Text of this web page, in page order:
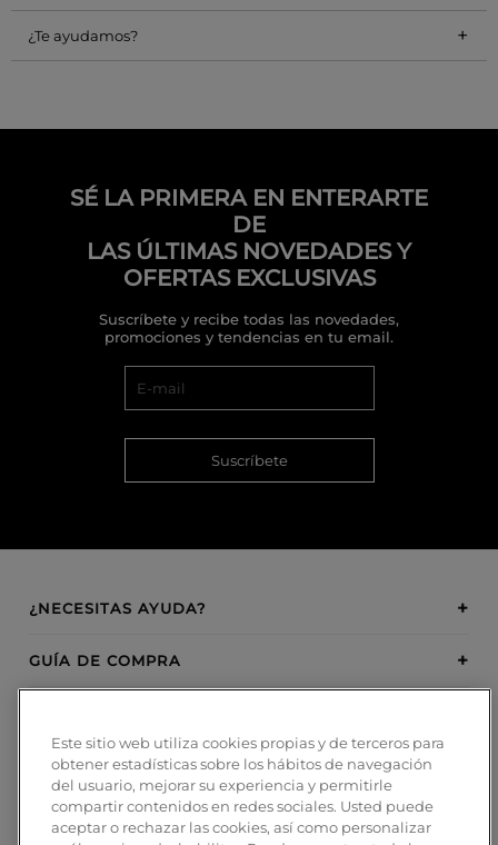
¿Te ayudamos? +
SÉ LA PRIMERA EN ENTERARTE
DE
LAS ÚLTIMAS NOVEDADES Y
OFERTAS EXCLUSIVAS
Suscríbete y recibe todas las novedades,
promociones y tendencias en tu email.
Suscríbete
¿NECESITAS AYUDA?
GUÍA DE COMPRA
INSPIRATION
MÉTODOS DE PAGO
Este sitio web utiliza cookies propias y de terceros para
obtener estadísticas sobre los hábitos de navegación
del usuario, mejorar su experiencia y permitirle
compartir contenidos en redes sociales. Usted puede
aceptar o rechazar las cookies, así como personalizar